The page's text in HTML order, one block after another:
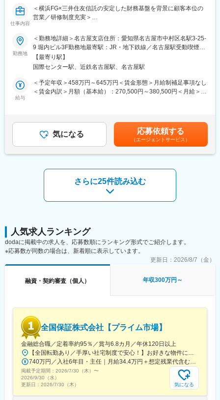
・将来的なキャリアパスとして、マネジメント領域もしくはスペ
シャリスト領域のいずれかを選択可能です。
変更の範囲：会社の定める業務
不動産会社向けに当社商品の活用場面等の提案活動を行います。
必要な場面で真っ先にご相談いただけるような信頼関係を構築し
ていただくことがミッションです。訪問時には、当社商品の特徴
ます。
■注目ポイント
・不動産担保融資業務に特化しており、金融・不動産に係る幅広
・独自の審査基準を用いており、形式的な審査ではなく顧客との
面談等を通して多様なローンを提案し、幅広い資金ニーズに柔軟
ますので、真摯に向き合い顧客本位を実感できる環境
■組織構成
名古屋支店には20名前後在籍しております。
中途入社者が8割以上。入社時研修、フォローアップ研修、OJT、
資格取得支援など、段階的に成長できる体制を整えています。
仕事内容
＜横浜FG×三井住友信託の安定した財務基盤を背景に顧客本位の
営業／研修制度充実＞
当社は、横浜銀行を中核とする横浜FGと三井住友信託銀行が共同
出資する、不動産担保融資に特化した専門金融会社です。
■業務概要：
総合職社員Gaコースとしての採用です。営業活動の他、住宅・ア
パートローンや不動産担保ローンの融資相談・審査業務を担当
し、不動産および融資審査に関する専門知識を習得できます。
・融資案件の相談対応、審査、契約事務、実行処理
・債権管理・回収業務
※社内で役割分担し、連携しながら業務を進めます。
（1）融資審査
お客様と面談を通し、勤務状況や収入、融資希望内容等様々な側
面から融資可否を判断します。不動産会社への提案活動と並行し
て進める業務のため、他の審査担当や契約担当と連携し面談や事
務手続きを引き継ぐ体制も整えています。
不動産会社向けに当社商品の活用場面等の提案活動を行います。
必要な場面で真っ先にご相談いただけるような信頼関係を構築し
ていただくことがミッションです。訪問時には、当社商品の特徴
を説明する勉強会の実施などを通じて、企業の営業活動を支援し
ます。
■注目ポイント
・独自の審査基準を用いており、形式的な審査ではなく顧客との
面談等を通して多様なローンを提案し、幅広い資金ニーズに柔軟
に対応。一般的な金融機関では審査が難しいお客さまや特殊な不
動産に対しても当社独自のノウハウを駆使し融資を実現
・担当案件に対し自らの考えを持ち、提案する場面が多々ござい
ますので、真摯に向き合い顧客本位を実感できる環境
■組織構成
名古屋支店には20名前後在籍しております。
※人数は暫定、20～30代を中心に幅広い層が活躍中。
勤務地
＜勤務地詳細＞名古屋支店住所：愛知県名古屋市中村区名駅3-25-
9 堀内ビル3F勤務地最寄駅：JR・地下鉄線／名古屋駅受動喫煙対
策：屋内喫煙可能場所あり変更の範囲：本文参照
【最寄り駅】
国際センター駅、近鉄名古屋駅、名古屋駅
給与
＜予定年収＞458万円～645万円＜賃金形態＞月給制補足事項なし
＜賃金内訳＞月額（基本給）：270,500円～380,500円＜月給＞
給年1回、■賞与年2回（6月、12月） ■給与例：年収500万円／26
歳 年収572万円／28歳 年収710万／35歳 ※左記に加え、別途残
業代実費支給賃金はあくまでも目安の金額であり、選考を通じて
上下する可能性があります。月給(月額)は固定手当を含めた表記で
気になる 応募依頼する
（エージェントサービス）
さらに25件読み込む
人気求人ランキング
dodaに掲載中の求人を、応募数順にランキング形式でご紹介します。
※応募数が同数の場合は、新着順に表示しています。
更新日： 2026/8/7（金）
融資・契約審査（個人） 年収300万円～
全国保証株式会社【プライム市場】
金融総合職／定着率約95％／賞与6.8カ月／年休120日以上
【全国転勤あり／手厚い社宅制度で安心！】お好きな物件に住める「借り上げ社宅制度」をご用意！単身者の場合、自己負担月1万円で居住可能です（諸条件あり）。◎転勤を経験することによって地域ごとのニーズに触れ、対応力とビジネススキルを伸ばせます。※初任地は面接時の適性を踏まえ、本社または以下の支店のいずれかに決定いたします。 ※受動喫煙対策あり（当社内禁煙 ※一部ビル内に喫煙所あり）■本社・本店千代田区大手町二丁目1番1号 大成大手町ビル■札幌支店札幌市北区北7条西4丁目3番地1 新北海道ビル■仙台支店仙台市青葉区国分町一丁目2番1号 仙台フコク生命ビル■横浜支店横浜市西区みなとみらい二丁目3番5号 クイーンズタワー■金沢支店金沢市昭和町16番1号 ヴィサージュ■名古屋支店名古屋市中区栄二丁目3番1号 名古屋広小路ビルヂング■大阪支店大阪市中央区今橋四丁目1番1号 淀屋橋三井ビルディング■広島支店広島市中区幟町13番15号 新広島ビルディング■福岡支店福岡市博多区店屋町8番30号 博多フコク生命ビル
740万円／入社6年目・主任｜月給34.4万円＋想定残業代含む諸手当＋賞与年2回 830万円／入社9年目・係長｜月給38.5万円＋想定残業代含む諸手当＋賞与年2回
掲載予定期間： 2026/7/30（木） 〜
2026/9/30（水）
更新日： 2026/7/30（木） 気になる